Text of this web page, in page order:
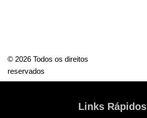
© 2026 Todos os direitos
reservados
Links Rápidos